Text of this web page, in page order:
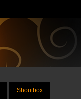
Shoutbox